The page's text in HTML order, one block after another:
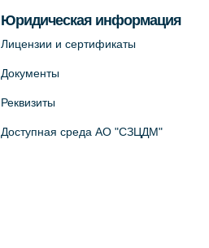
Юридическая информация
Лицензии и сертификаты
Документы
Реквизиты
Доступная среда АО "СЗЦДМ"